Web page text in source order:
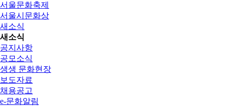
서울문화축제
서울시문화상
새소식
새소식
공지사항
공모소식
생생 문화현장
보도자료
채용공고
e-문화알림